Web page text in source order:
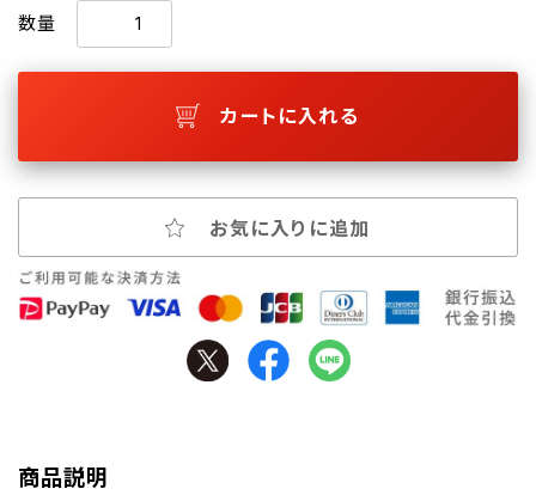
数量
カートに入れる
お気に入りに追加
商品説明